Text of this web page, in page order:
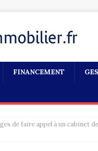
FINANCEMENT
de faire appel à un cabinet